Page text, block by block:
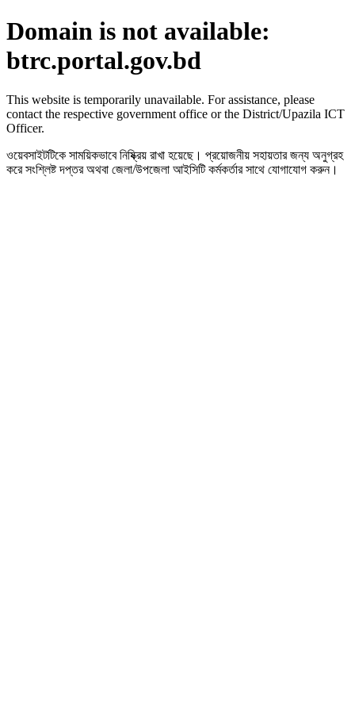
Domain is not available:
btrc.portal.gov.bd
This website is temporarily unavailable. For assistance, please
contact the respective government office or the District/Upazila ICT
Officer.
ওয়েবসাইটটিকে সাময়িকভাবে নিষ্ক্রিয় রাখা হয়েছে। প্রয়োজনীয় সহায়তার জন্য অনুগ্রহ
করে সংশ্লিষ্ট দপ্তর অথবা জেলা/উপজেলা আইসিটি কর্মকর্তার সাথে যোগাযোগ করুন।